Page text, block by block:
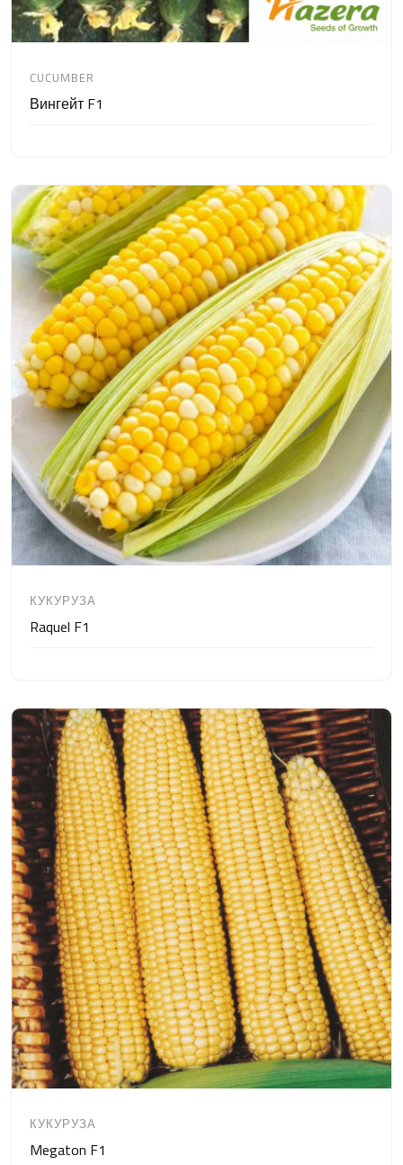
CUCUMBER
Вингейт F1
КУКУРУЗА
Raquel F1
КУКУРУЗА
Megaton F1